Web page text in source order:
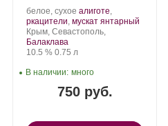
Производитель:
Золотая
Балка.
белое, сухое .
Сорт
винограда:
алиготе,
ркацители, мускат янтарный
Регион:
Крым, Севастополь,
Балаклава
Крепость
10.5 %. Объем
0.75 л
750 руб.
В наличии: много